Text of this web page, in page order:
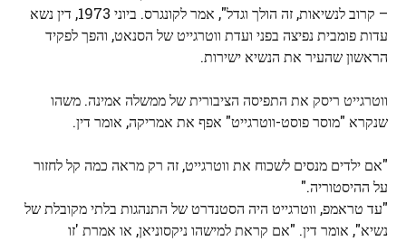
– קרוב לנשיאות, זה הולך וגדל", אמר לקונגרס. ביוני 1973, דין נשא
עדות פומבית נפיצה בפני ועדת ווטרגייט של הסנאט, והפך לפקיד
הראשון שהעיר את הנשיא ישירות.
ווטרגייט ריסק את התפיסה הציבורית של ממשלה אמינה. משהו
שנקרא "מוסר פוסט-ווטרגייט" אפף את אמריקה, אומר דין.
"אם ילדים מנסים לשכוח את ווטרגייט, זה רק מראה כמה קל לחזור
על ההיסטוריה."
"עד טראמפ, ווטרגייט היה הסטנדרט של התנהגות בלתי מקובלת של
נשיא", אומר דין. "אם קראת למישהו ניקסוניאן, או אמרת 'זו